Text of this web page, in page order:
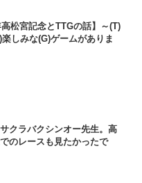
高松宮記念とTTGの話】～(T)
楽しみな(G)ゲームがありま
サクラバクシンオー先生。高
のレースも見たかったで